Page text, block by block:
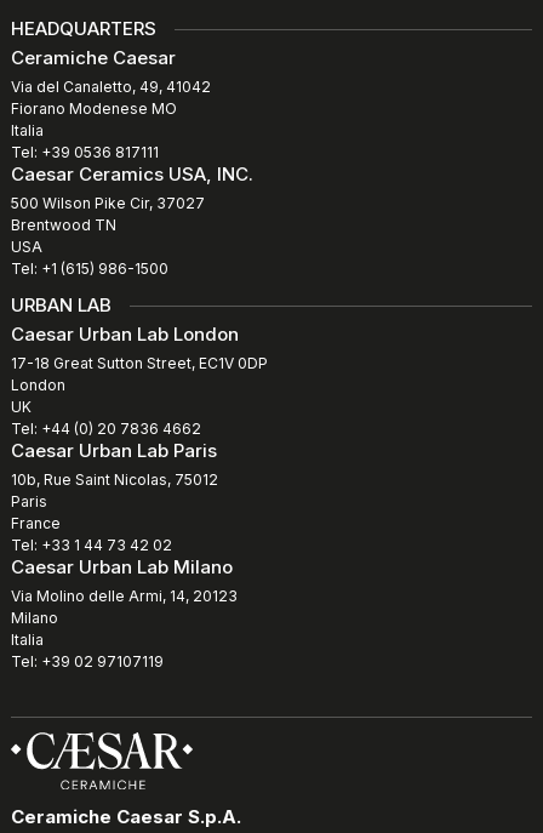
HEADQUARTERS
Ceramiche Caesar
Via del Canaletto, 49, 41042
Fiorano Modenese MO
Italia
Tel: +39 0536 817111
Caesar Ceramics USA, INC.
500 Wilson Pike Cir, 37027
Brentwood TN
USA
Tel: +1 (615) 986-1500
URBAN LAB
Caesar Urban Lab London
17-18 Great Sutton Street, EC1V 0DP
London
UK
Tel: +44 (0) 20 7836 4662
Caesar Urban Lab Paris
10b, Rue Saint Nicolas, 75012
Paris
France
Tel: +33 1 44 73 42 02
Caesar Urban Lab Milano
Via Molino delle Armi, 14, 20123
Milano
Italia
Tel: +39 02 97107119
Ceramiche Caesar S.p.A.